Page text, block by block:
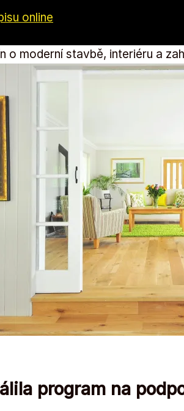
online
program na